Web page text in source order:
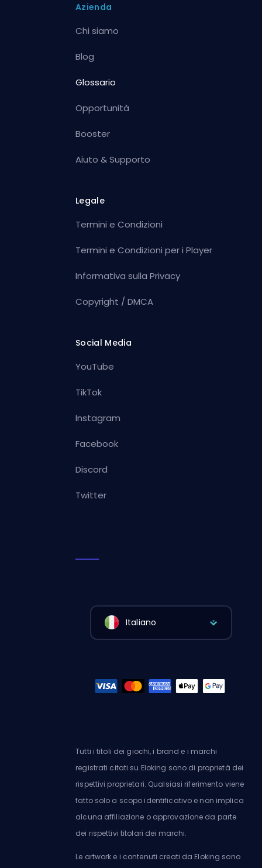
Azienda
Chi siamo
Blog
Glossario
Opportunità
Booster
Aiuto & Supporto
Legale
Termini e Condizioni
Termini e Condizioni per i Player
Informativa sulla Privacy
Copyright / DMCA
Social Media
YouTube
TikTok
Instagram
Facebook
Discord
Twitter
Italiano
Tutti i titoli dei giochi, i brand e i marchi
registrati citati su Eloking sono di proprietà dei
rispettivi proprietari. Qualsiasi riferimento viene
fatto solo a scopo identificativo e non implica
alcuna affiliazione o approvazione da parte
dei rispettivi titolari dei marchi.
Le artwork e i contenuti creati da Eloking sono